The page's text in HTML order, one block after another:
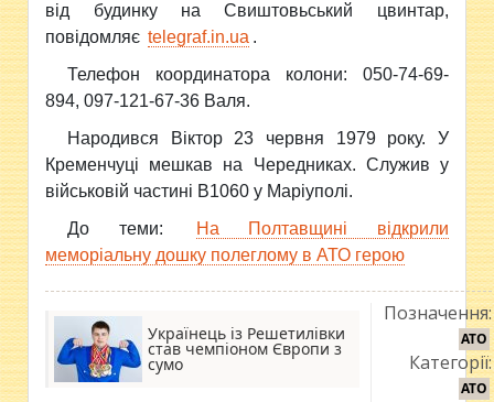
від будинку на Свиштовьський цвинтар,
повідомляє telegraf.in.ua .
Телефон координатора колони: 050-74-69-
894, 097-121-67-36 Валя.
Народився Віктор 23 червня 1979 року. У
Кременчуці мешкав на Чередниках. Служив у
військовій частині В1060 у Маріуполі.
До теми:
На Полтавщині відкрили
меморіальну дошку полеглому в АТО герою
Українець із Решетилівки
став чемпіоном Європи з
сумо
Позначення:
АТО
Категорії:
АТО